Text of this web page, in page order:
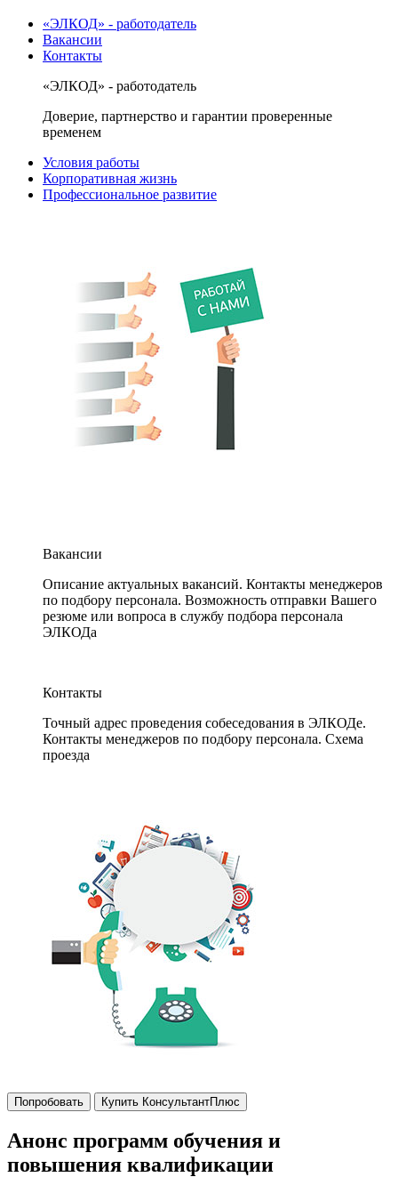
«ЭЛКОД» - работодатель
Вакансии
Контакты
«ЭЛКОД» - работодатель
Доверие, партнерство и гарантии проверенные
временем
Условия работы
Корпоративная жизнь
Профессиональное развитие
Вакансии
Описание актуальных вакансий. Контакты менеджеров
по подбору персонала. Возможность отправки Вашего
резюме или вопроса в службу подбора персонала
ЭЛКОДа
Контакты
Точный адрес проведения собеседования в ЭЛКОДе.
Контакты менеджеров по подбору персонала. Схема
проезда
Попробовать Купить КонсультантПлюс
Анонс программ обучения и
повышения квалификации